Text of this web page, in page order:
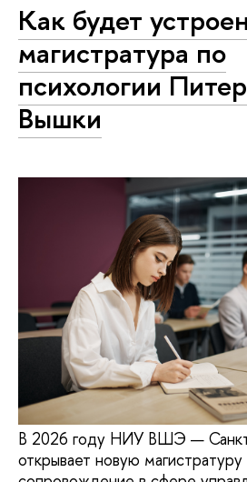
Как будет
магистратура по
психологии
Вышки
В 2026 году НИУ ВШЭ —
открывает новую